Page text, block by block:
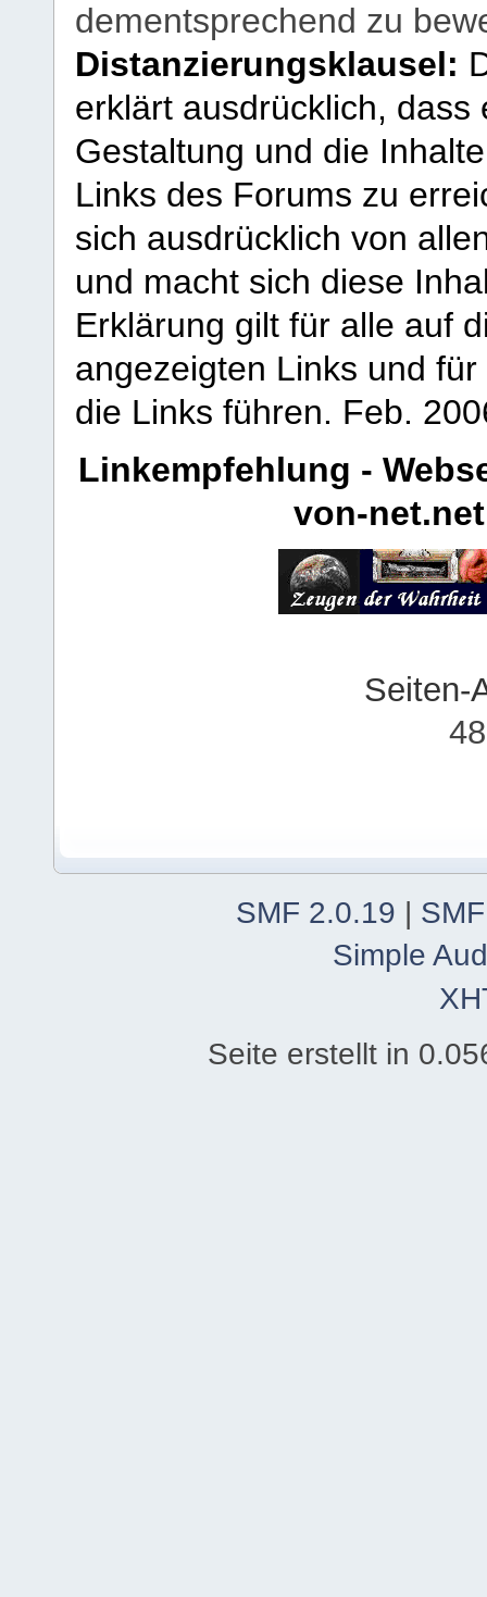
dementsprechend zu
Distanzierungsklausel:
erklärt ausdrücklich,
Gestaltung und die
Links des Forums zu
sich ausdrücklich von
und macht sich diese
Erklärung gilt für alle auf
angezeigten Links und
die Links führen. Feb.
Linkempfehlung -
von-net.net
Seiten-
SMF 2.0.19
Simple
Seite erstellt in